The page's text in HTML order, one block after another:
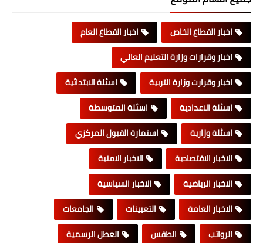
اخبار القطاع الخاص
اخبار القطاع العام
اخبار وقرارات وزارة التعليم العالي
اخبار وقرارت وزارة التربية
اسئلة الابتدائية
اسئلة الاعدادية
اسئلة المتوسطة
اسئلة وزارية
استمارة القبول المركزي
الاخبار الاقتصادية
الاخبار الامنية
الاخبار الرياضية
الاخبار السياسية
الاخبار العامة
التعيينات
الجامعات
الرواتب
الطقس
العطل الرسمية